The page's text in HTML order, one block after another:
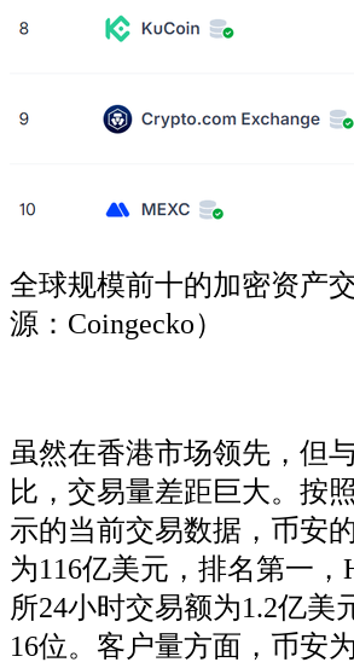
全球规模前十的加密资产
源：Coingecko）
虽然在香港市场领先，但
比，交易量差距巨大。按
示的当前交易数据，币安
为116亿美元，排名第一，
所24小时交易额为1.2亿美
16位。客户量方面，币安